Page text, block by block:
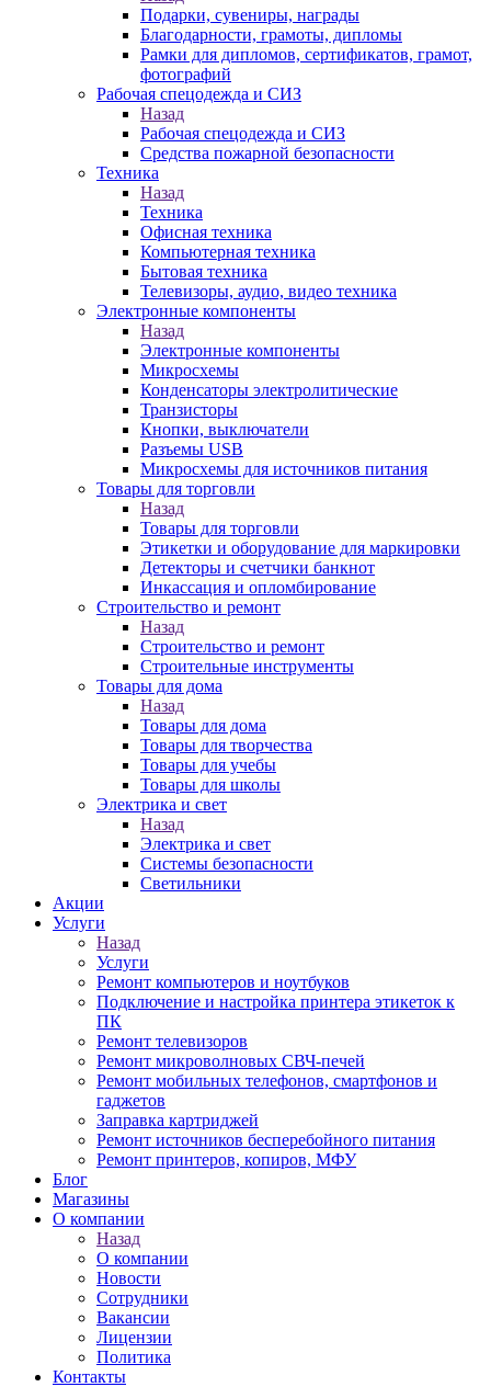
Подарки, сувениры, награды
Благодарности, грамоты, дипломы
Рамки для дипломов, сертификатов, грамот,
фотографий
Рабочая спецодежда и СИЗ
Назад
Рабочая спецодежда и СИЗ
Средства пожарной безопасности
Техника
Назад
Техника
Офисная техника
Компьютерная техника
Бытовая техника
Телевизоры, аудио, видео техника
Электронные компоненты
Назад
Электронные компоненты
Микросхемы
Конденсаторы электролитические
Транзисторы
Кнопки, выключатели
Разъемы USB
Микросхемы для источников питания
Товары для торговли
Назад
Товары для торговли
Этикетки и оборудование для маркировки
Детекторы и счетчики банкнот
Инкассация и опломбирование
Строительство и ремонт
Назад
Строительство и ремонт
Строительные инструменты
Товары для дома
Назад
Товары для дома
Товары для творчества
Товары для учебы
Товары для школы
Электрика и свет
Назад
Электрика и свет
Системы безопасности
Светильники
Акции
Услуги
Назад
Услуги
Ремонт компьютеров и ноутбуков
Подключение и настройка принтера этикеток к
ПК
Ремонт телевизоров
Ремонт микроволновых СВЧ-печей
Ремонт мобильных телефонов, смартфонов и
гаджетов
Заправка картриджей
Ремонт источников бесперебойного питания
Ремонт принтеров, копиров, МФУ
Блог
Магазины
О компании
Назад
О компании
Новости
Сотрудники
Вакансии
Лицензии
Политика
Контакты